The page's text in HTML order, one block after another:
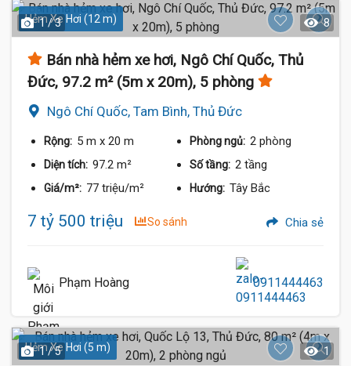
Hẻm Xe Hơi (12 m)
1 / 3 8
Bán nhà hẻm xe hơi, Ngô Chí Quốc, Thủ
Đức, 97.2 m² (5m x 20m), 5 phòng
Ngô Chí Quốc, Tam Bình, Thủ Đức
Rộng: 5 m x 20 m Phòng ngủ: 2 phòng
Diện tích: 97.2 m² Số tầng: 2 tầng
Giá/m²: 77 triệu/m² Hướng: Tây Bắc
7 tỷ 500 triệu So sánh Chia sẻ
Phạm Hoàng 0911444463
Hẻm Xe Hơi (5 m)
1 / 5 1